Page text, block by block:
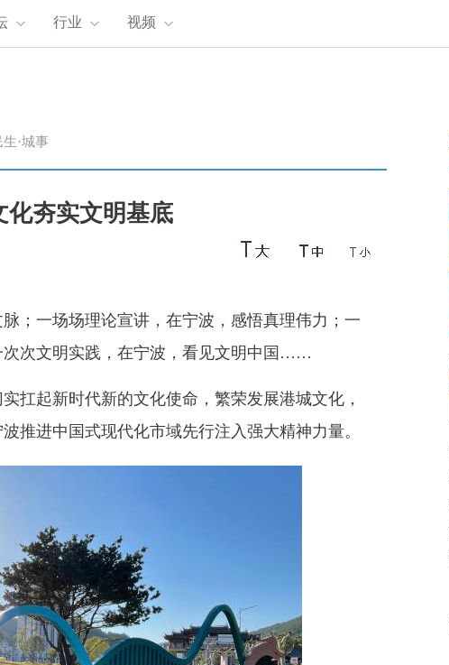
行业 视频
生·城事
化夯实文明基底
一场场理论宣讲，在宁波，感悟真理伟力；一
次文明实践，在宁波，看见文明中国……
起新时代新的文化使命，繁荣发展港城文化，
推进中国式现代化市域先行注入强大精神力量。